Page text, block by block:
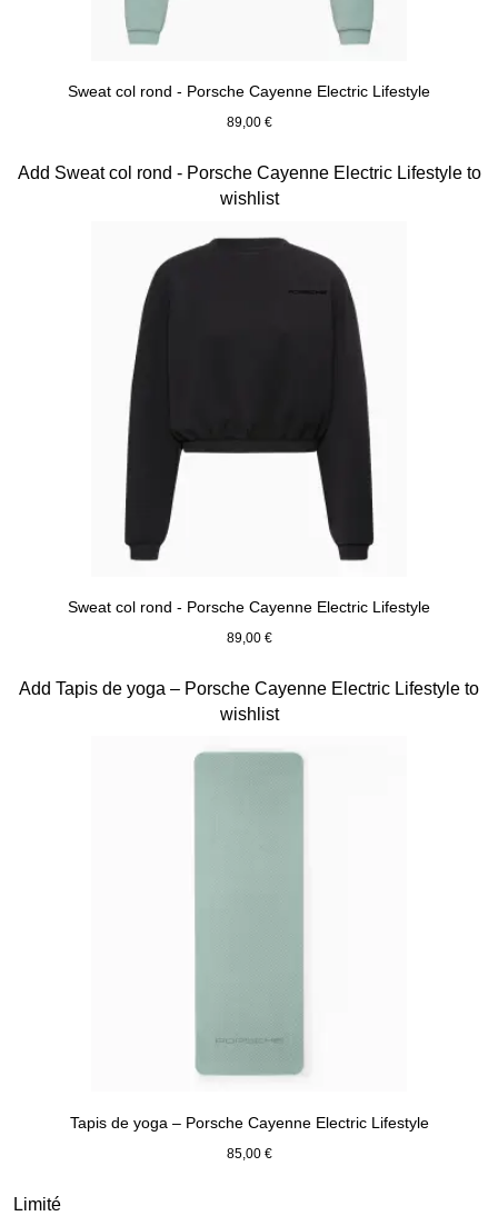
Sweat col rond - Porsche Cayenne Electric Lifestyle
89,00 €
Sweat col rond - Porsche Cayenne Electric Lifestyle
89,00 €
Add Sweat col rond - Porsche Cayenne Electric Lifestyle to
wishlist
Diapositive 11 sur 15
Tapis de yoga – Porsche Cayenne Electric Lifestyle
85,00 €
Add Tapis de yoga – Porsche Cayenne Electric Lifestyle to
wishlist
Diapositive 12 sur 15
Limité
Diapositive 13 sur 15